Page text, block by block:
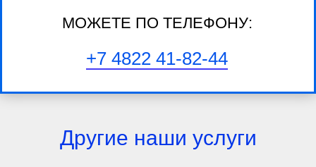
МОЖЕТЕ ПО ТЕЛЕФОНУ:
+7 4822 41-82-44
Другие наши услуги